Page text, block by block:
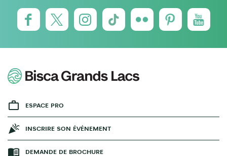
ESPACE PRO
INSCRIRE SON ÉVÉNEMENT
DEMANDE DE BROCHURE